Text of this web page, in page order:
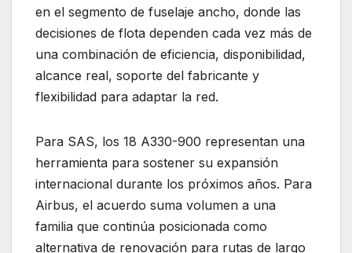
en el segmento de fuselaje ancho, donde las
decisiones de flota dependen cada vez más de
una combinación de eficiencia, disponibilidad,
alcance real, soporte del fabricante y
flexibilidad para adaptar la red.
Para SAS, los 18 A330-900 representan una
herramienta para sostener su expansión
internacional durante los próximos años. Para
Airbus, el acuerdo suma volumen a una
familia que continúa posicionada como
alternativa de renovación para rutas de largo